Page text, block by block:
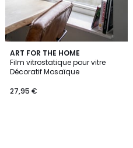
ART FOR THE HOME
Film vitrostatique pour vitre
Décoratif Mosaïque
27,95 €